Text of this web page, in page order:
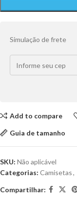
Simulação de frete
Add to compare
Guia de tamanho
SKU: Não aplicável
Categorias: Camisetas,
Compartilhar: